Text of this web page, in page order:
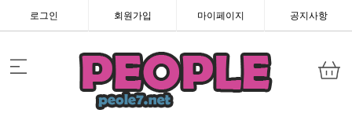
로그인 회원가입 마이페이지 공지사항